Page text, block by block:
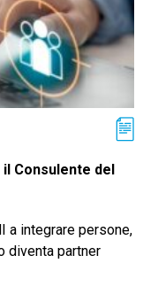
Consulente del
a integrare persone,
diventa partner